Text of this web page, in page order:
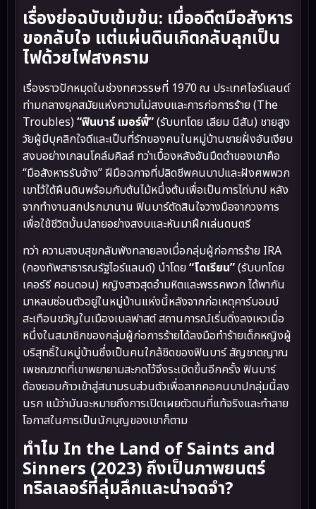
เรื่องย่อฉบับเข้มข้น: เมื่ออดีตมือสังหาร
ขอกลับใจ แต่แผ่นดินเกิดกลับลุกเป็น
ไฟด้วยไฟสงคราม
เรื่องราวปักหมุดในช่วงทศวรรษที่ 1970 ณ ประเทศไอร์แลนด์
ท่ามกลางยุคสมัยแห่งความไม่สงบและการก่อการร้าย (The
Troubles)“ฟินบาร์ เมอร์ฟี่”(รับบทโดย เลียม นีสัน) ชายสูง
วัยผู้มีบุคลิกใจดีและเป็นที่รักของคนในหมู่บ้านชายฝั่งอันเงียบ
สงบอย่างเกลนโคล์มคิลล์ ทว่าเบื้องหลังอันมืดดำของเขาคือ
“มือสังหารรับจ้าง” ฝีมือฉกาจที่ปลิดชีพคนบาปและฝังศพพวก
เขาไว้ใต้ผืนดินพร้อมกับต้นไม้หนึ่งต้นเพื่อเป็นการไถ่บาป หลัง
จากทำงานสกปรกมานาน ฟินบาร์ตัดสินใจวางมือจากวงการ
เพื่อใช้ชีวิตบั้นปลายอย่างสงบและหันมาฝึกเล่นดนตรี
ทว่า ความสงบสุขกลับพังทลายลงเมื่อกลุ่มผู้ก่อการร้าย IRA
(กองทัพสาธารณรัฐไอร์แลนด์) นำโดย“โดเรียน”(รับบทโดย
เคอร์รี คอนดอน) หญิงสาวสุดอำมหิตและพรรคพวก ได้พากัน
มาหลบซ่อนตัวอยู่ในหมู่บ้านแห่งนี้หลังจากก่อเหตุคาร์บอมบ์
สะเทือนขวัญในเมืองเบลฟาสต์ สถานการณ์เริ่มดิ่งลงเหวเมื่อ
หนึ่งในสมาชิกของกลุ่มผู้ก่อการร้ายได้ลงมือทำร้ายเด็กหญิงผู้
บริสุทธิ์ในหมู่บ้านซึ่งเป็นคนใกล้ชิดของฟินบาร์ สัญชาตญาณ
เพชฌฆาตที่เขาพยายามสะกดไว้จึงระเบิดขึ้นอีกครั้ง ฟินบาร์
ต้องยอมก้าวเข้าสู่สนามรบส่วนตัวเพื่อลากคอคนบาปกลุ่มนี้ลง
นรก แม้ว่ามันจะหมายถึงการเปิดเผยตัวตนที่แท้จริงและทำลาย
โอกาสในการเป็นนักบุญของเขาก็ตาม
ทำไม In the Land of Saints and
Sinners (2023) ถึงเป็นภาพยนตร์
ทริลเลอร์ที่ลุ่มลึกและน่าจดจำ?